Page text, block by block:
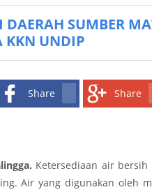
DAERAH SUMBER
KKN UNDIP
Share Share
Ketersediaan air bersih
Air yang digunakan oleh